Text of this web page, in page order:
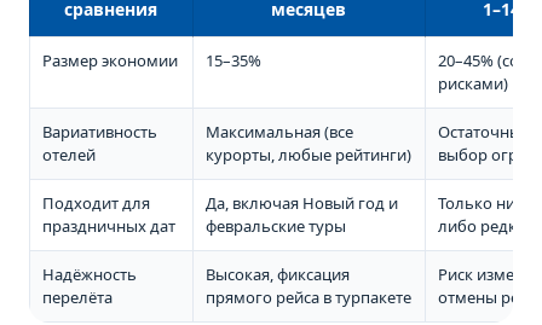
сравнения
месяцев
1–14
Размер экономии 15–35%
20–45%
рисками)
Вариативность
отелей
Максимальная (все
курорты, любые рейтинги)
Остаточные
выбор
Подходит для
праздничных дат
Да, включая Новый год и
февральские туры
Только
либо редкие
Надёжность
перелёта
Высокая, фиксация
прямого рейса в турпакете
Риск
отмены